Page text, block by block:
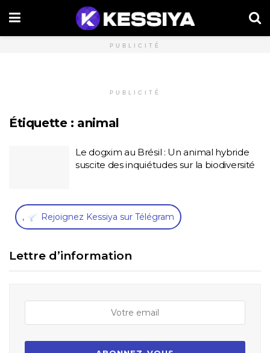
PUBLICITÉ
PUBLICITÉ
Étiquette : animal
Le dogxim au Brésil : Un animal hybride
suscite des inquiétudes sur la biodiversité
, Rejoignez Kessiya sur Télégram
Lettre d’information